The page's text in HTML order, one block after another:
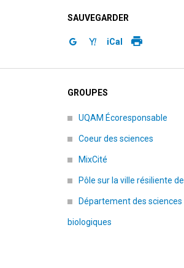
SAUVEGARDER
iCal
GROUPES
UQAM Écoresponsable
Coeur des sciences
MixCité
Pôle sur la ville résiliente de
Département des sciences
biologiques